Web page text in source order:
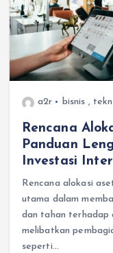
a2r bisnis ,
Rencana
Panduan
Investasi
Rencana alokasi
utama dalam
dan tahan terhadap
melibatkan
seperti…